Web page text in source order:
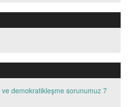
ve demokratikleşme sorunumuz 7